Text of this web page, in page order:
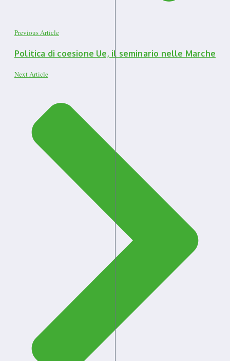
Previous Article
Politica di coesione Ue, il seminario nelle Marche
Next Article